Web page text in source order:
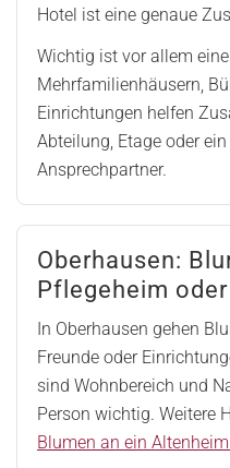
Hotel ist eine genaue
Wichtig ist vor allem
Mehrfamilienhäusern,
Einrichtungen helfen
Abteilung, Etage oder
Ansprechpartner.
Oberhausen:
Pflegeheim
In Oberhausen gehen
Freunde oder
sind Wohnbereich und
Person wichtig. Weitere
Blumen an ein